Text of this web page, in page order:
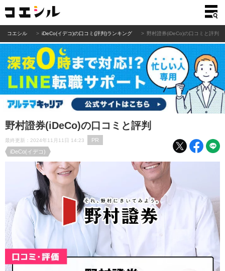
コエシル iDeCo(イデコ)の口コミ(評判)ランキング 野村證券(iDeCo)の口コミと評判
野村證券(iDeCo)の口コミと評判
最終更新：2024年11月11日 14:23
PR
iDeCo(イデコ)